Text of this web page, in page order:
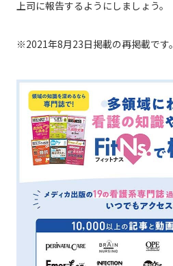
上司に報告するようにしましょう。
※2021年8月23日掲載の再掲載です。